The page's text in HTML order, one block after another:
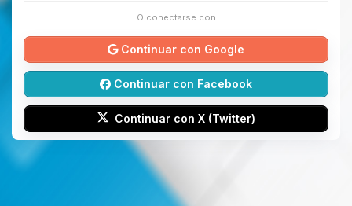
O conectarse con
Continuar con Google
Continuar con Facebook
Continuar con X (Twitter)